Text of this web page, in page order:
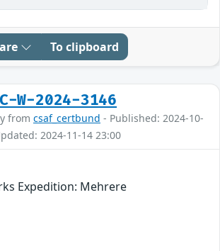
To clipboard
W-2024-3146
from csaf_certbund - Published: 2024-10-
2024-11-14 23:00
Expedition: Mehrere